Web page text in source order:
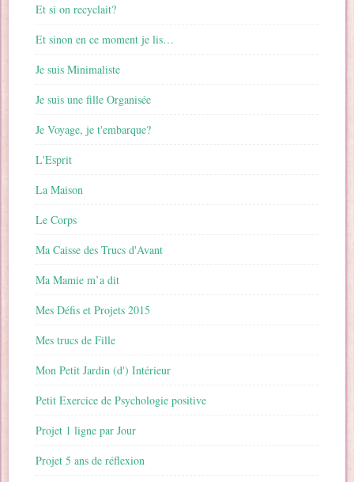
Et si on recyclait?
Et sinon en ce moment je lis…
Je suis Minimaliste
Je suis une fille Organisée
Je Voyage, je t'embarque?
L'Esprit
La Maison
Le Corps
Ma Caisse des Trucs d'Avant
Ma Mamie m’a dit
Mes Défis et Projets 2015
Mes trucs de Fille
Mon Petit Jardin (d') Intérieur
Petit Exercice de Psychologie positive
Projet 1 ligne par Jour
Projet 5 ans de réflexion